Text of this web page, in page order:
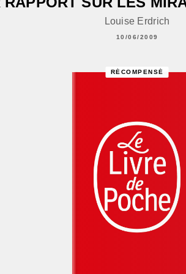
Louise Erdrich
10/06/2009
RÉCOMPENSÉ